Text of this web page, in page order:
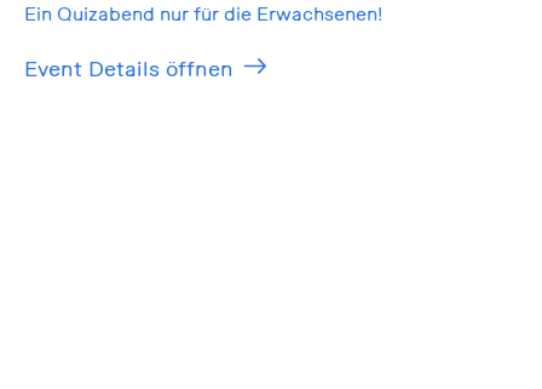
Ein Quizabend nur für die Erwachsenen!
Event Details öffnen